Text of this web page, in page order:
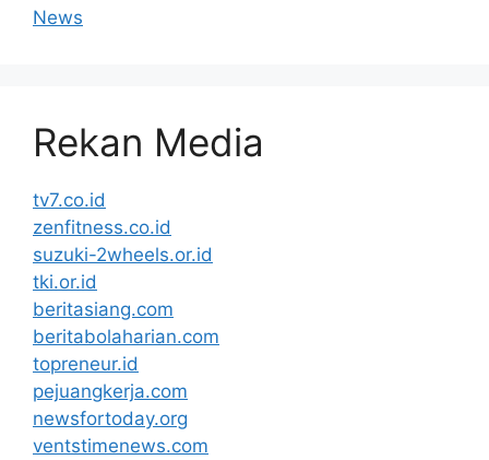
News
Rekan Media
tv7.co.id
zenfitness.co.id
suzuki-2wheels.or.id
tki.or.id
beritasiang.com
beritabolaharian.com
topreneur.id
pejuangkerja.com
newsfortoday.org
ventstimenews.com